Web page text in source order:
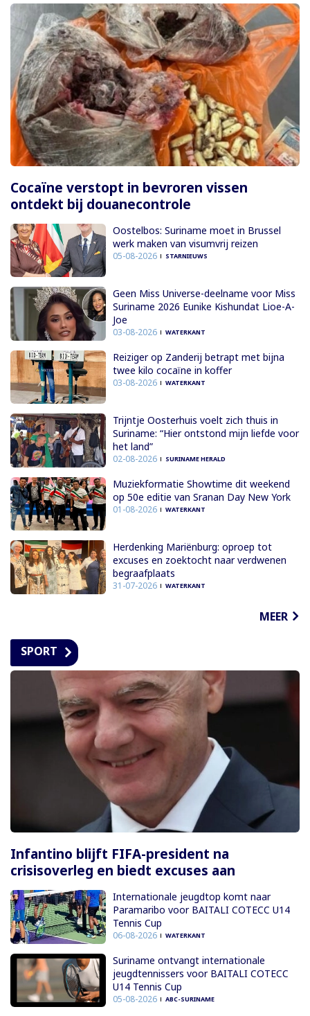
Cocaïne verstopt in bevroren vissen
ontdekt bij douanecontrole
Oostelbos: Suriname moet in Brussel
werk maken van visumvrij reizen
05-08-2026 STARNIEUWS
Geen Miss Universe-deelname voor Miss
Suriname 2026 Eunike Kishundat Lioe-A-
Joe
03-08-2026 WATERKANT
Reiziger op Zanderij betrapt met bijna
twee kilo cocaïne in koffer
03-08-2026 WATERKANT
Trijntje Oosterhuis voelt zich thuis in
Suriname: “Hier ontstond mijn liefde voor
het land”
02-08-2026 SURINAME HERALD
Muziekformatie Showtime dit weekend
op 50e editie van Sranan Day New York
01-08-2026 WATERKANT
Herdenking Mariënburg: oproep tot
excuses en zoektocht naar verdwenen
begraafplaats
31-07-2026 WATERKANT
MEER
SPORT
Infantino blijft FIFA-president na
crisisoverleg en biedt excuses aan
Internationale jeugdtop komt naar
Paramaribo voor BAITALI COTECC U14
Tennis Cup
06-08-2026 WATERKANT
Suriname ontvangt internationale
jeugdtennissers voor BAITALI COTECC
U14 Tennis Cup
05-08-2026 ABC-SURINAME